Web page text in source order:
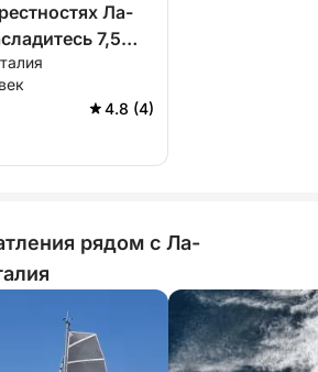
Ла-
7,5
на моторной
4.8 (4)
рядом с Ла-